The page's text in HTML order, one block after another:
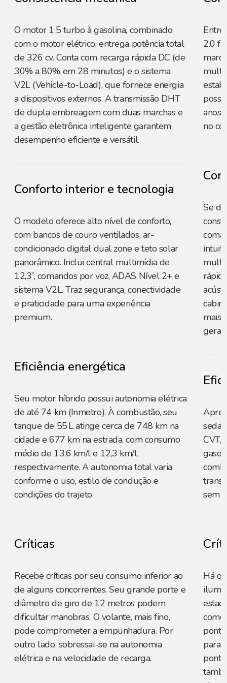
O motor 1.5 turbo à gasolina, combinado
com o motor elétrico, entrega potência total
de 326 cv. Conta com recarga rápida DC (de
30% a 80% em 28 minutos) e o sistema
V2L (Vehicle-to-Load), que fornece energia
a dispositivos externos. A transmissão DHT
de dupla embreagem com duas marchas e
a gestão eletrônica inteligente garantem
desempenho eficiente e versátil.
Conforto interior e tecnologia
O modelo oferece alto nível de conforto,
com bancos de couro ventilados, ar-
condicionado digital dual zone e teto solar
panorâmico. Inclui central multimídia de
12,3”, comandos por voz, ADAS Nível 2+ e
sistema V2L. Traz segurança, conectividade
e praticidade para uma experiência
premium.
Eficiência energética
Seu motor híbrido possui autonomia elétrica
de até 74 km (Inmetro). À combustão, seu
tanque de 55 L atinge cerca de 748 km na
cidade e 677 km na estrada, com consumo
médio de 13,6 km/l e 12,3 km/l,
respectivamente. A autonomia total varia
conforme o uso, estilo de condução e
condições do trajeto.
Críticas
Recebe críticas por seu consumo inferior ao
de alguns concorrentes. Seu grande porte e
diâmetro de giro de 12 metros podem
dificultar manobras. O volante, mais fino,
pode comprometer a empunhadura. Por
outro lado, sobressai-se na autonomia
elétrica e na velocidade de recarga.
2.0
anos
no
Se
mais
geral
CVT,
sem
Há
para